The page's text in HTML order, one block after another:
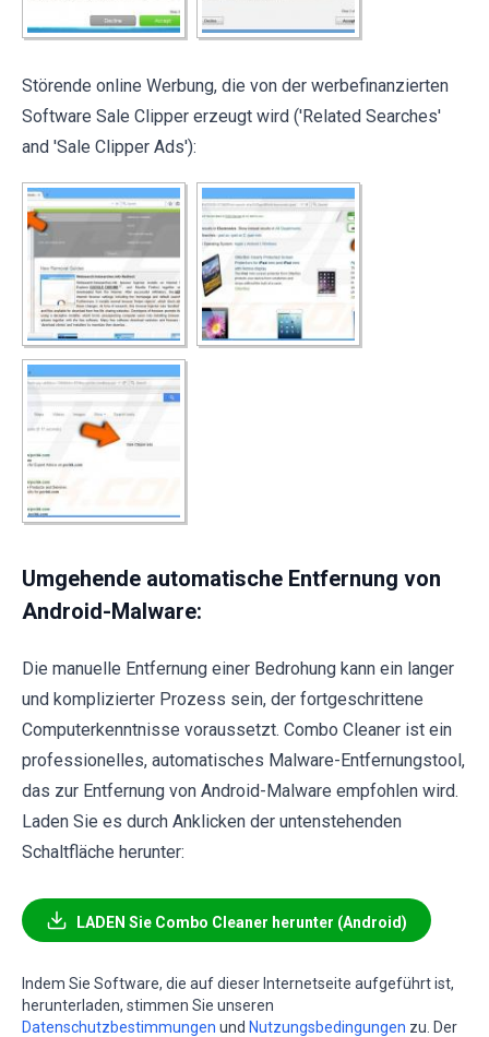
Störende online Werbung, die von der werbefinanzierten
Software Sale Clipper erzeugt wird ('Related Searches'
and 'Sale Clipper Ads'):
Umgehende automatische Entfernung von
Android-Malware:
Die manuelle Entfernung einer Bedrohung kann ein langer
und komplizierter Prozess sein, der fortgeschrittene
Computerkenntnisse voraussetzt. Combo Cleaner ist ein
professionelles, automatisches Malware-Entfernungstool,
das zur Entfernung von Android-Malware empfohlen wird.
Laden Sie es durch Anklicken der untenstehenden
Schaltfläche herunter:
LADEN Sie Combo Cleaner herunter (Android)
Indem Sie Software, die auf dieser Internetseite aufgeführt ist,
herunterladen, stimmen Sie unseren
Datenschutzbestimmungen und Nutzungsbedingungen zu. Der